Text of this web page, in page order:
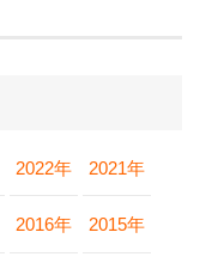
2022年 2021年
2016年 2015年